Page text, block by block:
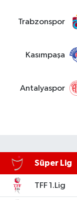
Trabzonspor
Kasımpaşa
Antalyaspor
Süper Lig
TFF 1.Lig